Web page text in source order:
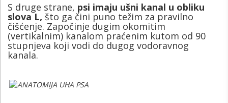
S druge strane, psi imaju ušni kanal u obliku
slova L, što ga čini puno težim za pravilno
čišćenje. Započinje dugim okomitim
(vertikalnim) kanalom praćenim kutom od 90
stupnjeva koji vodi do dugog vodoravnog
kanala.